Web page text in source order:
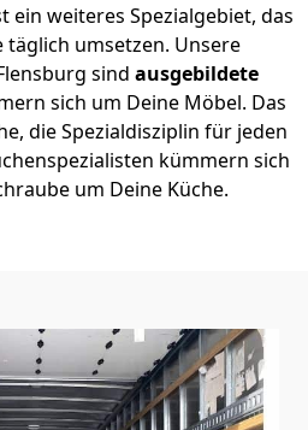
ein weiteres Spezialgebiet, das
täglich umsetzen. Unsere
sind ausgebildete
sich um Deine Möbel. Das
die Spezialdisziplin für jeden
kümmern sich
um Deine Küche.